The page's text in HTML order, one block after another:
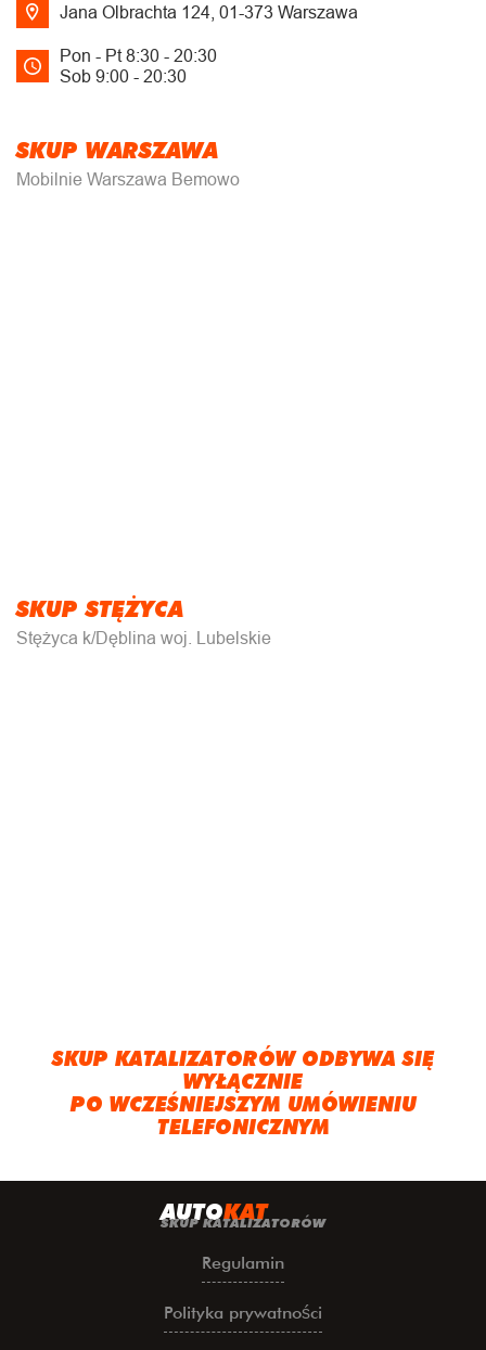
Jana Olbrachta 124, 01-373 Warszawa
Pon - Pt 8:30 - 20:30
Sob 9:00 - 20:30
SKUP WARSZAWA
Mobilnie Warszawa Bemowo
SKUP STĘŻYCA
Stężyca k/Dęblina woj. Lubelskie
SKUP KATALIZATORÓW ODBYWA SIĘ
WYŁĄCZNIE
PO WCZEŚNIEJSZYM UMÓWIENIU
TELEFONICZNYM
AUTOKAT
SKUP KATALIZATORÓW
Regulamin
Polityka prywatności